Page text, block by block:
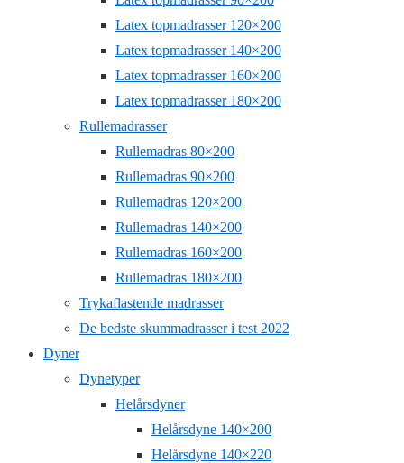
Latex topmadrasser 120×200
Latex topmadrasser 140×200
Latex topmadrasser 160×200
Latex topmadrasser 180×200
Rullemadrasser
Rullemadras 80×200
Rullemadras 90×200
Rullemadras 120×200
Rullemadras 140×200
Rullemadras 160×200
Rullemadras 180×200
Trykaflastende madrasser
De bedste skummadrasser i test 2022
Dyner
Dynetyper
Helårsdyner
Helårsdyne 140×200
Helårsdyne 140×220